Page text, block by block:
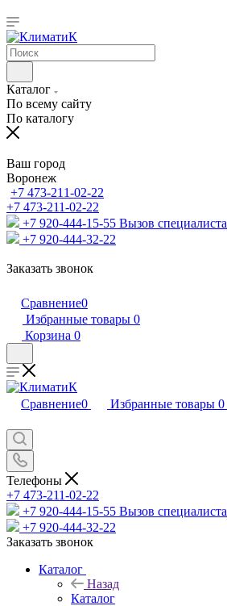
Каталог
По всему сайту
По каталогу
Ваш город
Воронеж
+7 473-211-02-22
+7 473-211-02-22
+7 920-444-15-55 Вызов специалиста
+7 920-444-32-22
Заказать звонок
Сравнение0
Избранные товары 0
Корзина 0
Сравнение0 Избранные товары 0
Телефоны
+7 473-211-02-22
+7 920-444-15-55 Вызов специалиста
+7 920-444-32-22
Заказать звонок
Каталог
Назад
Каталог